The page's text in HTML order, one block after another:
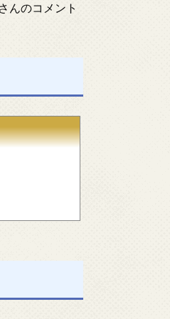
んのコメント